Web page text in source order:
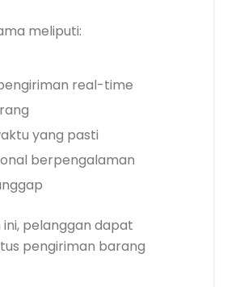
meliputi:
real-time
yang pasti
berpengalaman
pelanggan dapat
pengiriman barang